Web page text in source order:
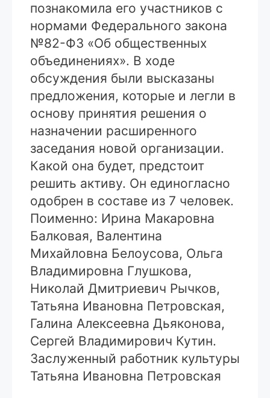
познакомила его участников с
нормами Федерального закона
№82-ФЗ «Об общественных
объединениях». В ходе
обсуждения были высказаны
предложения, которые и легли в
основу принятия решения о
назначении расширенного
заседания новой организации.
Какой она будет, предстоит
решить активу. Он единогласно
одобрен в составе из 7 человек.
Поименно: Ирина Макаровна
Балковая, Валентина
Михайловна Белоусова, Ольга
Владимировна Глушкова,
Николай Дмитриевич Рычков,
Татьяна Ивановна Петровская,
Галина Алексеевна Дьяконова,
Сергей Владимирович Кутин.
Заслуженный работник культуры
Татьяна Ивановна Петровская